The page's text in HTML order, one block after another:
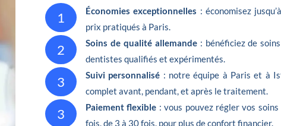
1 Économies exceptionnelles : économisez
prix pratiqués à Paris.
2 Soins de qualité allemande: bénéficiez de soins
dentistes qualifiés et expérimentés.
3 Suivi personnalisé : notre équipe à Paris et à
complet avant, pendant, et après le traitement.
3 Paiement flexible : vous pouvez régler vos
fois, de 3 à 30 fois, pour plus de confort financier.